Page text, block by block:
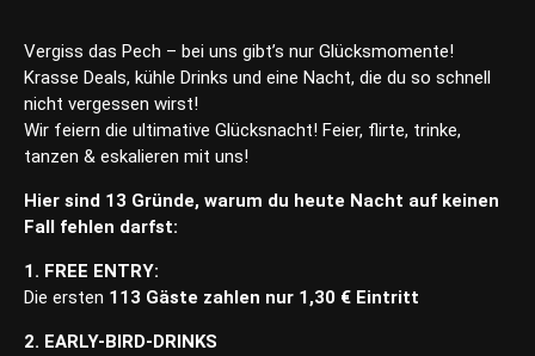
Vergiss das Pech – bei uns gibt’s nur Glücksmomente!
Krasse Deals, kühle Drinks und eine Nacht, die du so schnell
nicht vergessen wirst!
Wir feiern die ultimative Glücksnacht! Feier, flirte, trinke,
tanzen & eskalieren mit uns!
Hier sind 13 Gründe, warum du heute Nacht auf keinen
Fall fehlen darfst:
1. FREE ENTRY:
Die ersten 113 Gäste zahlen nur 1,30 € Eintritt
2. EARLY-BIRD-DRINKS